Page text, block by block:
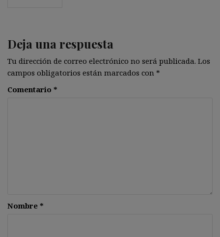
Deja una respuesta
Tu dirección de correo electrónico no será publicada. Los
campos obligatorios están marcados con *
Comentario *
Nombre *